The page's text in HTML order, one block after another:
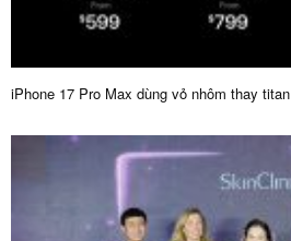
iPhone 17 Pro Max dùng vỏ nhôm thay titan